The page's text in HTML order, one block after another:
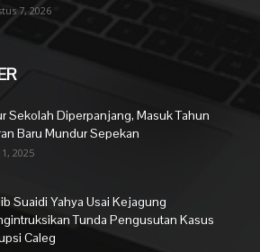
7, 2026
Sekolah Diperpanjang, Masuk Tahun
Baru Mundur Sepekan
2025
Suaidi Yahya Usai Kejagung
Tunda Pengusutan Kasus
Caleg